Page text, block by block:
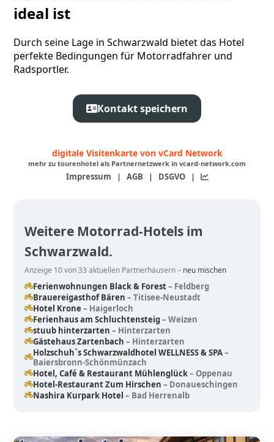
ideal ist
Durch seine Lage in Schwarzwald bietet das Hotel
perfekte Bedingungen für Motorradfahrer und
Radsportler.
Kontakt speichern
digitale Visitenkarte von vCard Network
mehr zu tourenhotel als Partnernetzwerk in vcard-network.com
Impressum | AGB | DSGVO |
Weitere Motorrad-Hotels im
Schwarzwald.
Anzeige 10 von 33 aktuellen Partnerhäusern – neu mischen
Ferienwohnungen Black & Forest– Feldberg
Brauereigasthof Bären – Titisee-Neustadt
Hotel Krone – Haigerloch
Ferienhaus am Schluchtensteig– Weizen
stuub hinterzarten – Hinterzarten
Gästehaus Zartenbach – Hinterzarten
Holzschuh`s Schwarzwaldhotel WELLNESS & SPA–
Baiersbronn-Schönmünzach
Hotel, Café & Restaurant Mühlenglück– Oppenau
Hotel-Restaurant Zum Hirschen – Donaueschingen
Nashira Kurpark Hotel – Bad Herrenalb